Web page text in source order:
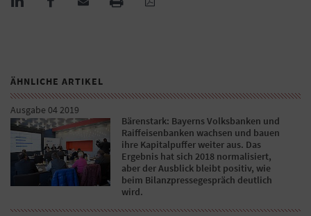
ÄHNLICHE ARTIKEL
Ausgabe 04 2019
Bärenstark: Bayerns Volksbanken und
Raiffeisenbanken wachsen und bauen
ihre Kapitalpuffer weiter aus. Das
Ergebnis hat sich 2018 normalisiert,
aber der Ausblick bleibt positiv, wie
beim Bilanzpressegespräch deutlich
wird.